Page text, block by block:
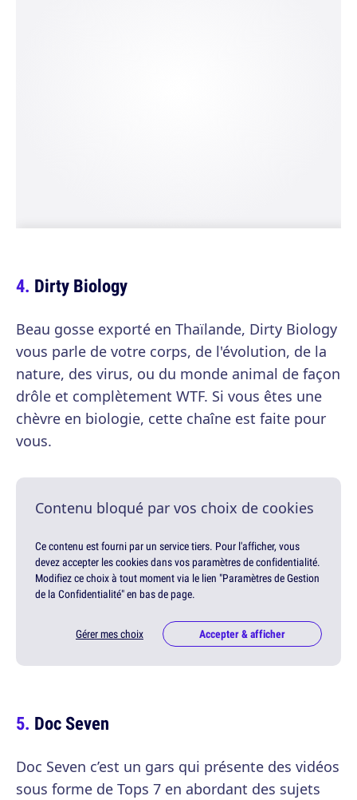
Dirty Biology
Beau gosse exporté en Thaïlande, Dirty Biology
vous parle de votre corps, de l'évolution, de la
nature, des virus, ou du monde animal de façon
drôle et complètement WTF. Si vous êtes une
chèvre en biologie, cette chaîne est faite pour
vous.
Contenu bloqué par vos choix de cookies
Ce contenu est fourni par un service tiers. Pour l'afficher, vous
devez accepter les cookies dans vos paramètres de confidentialité.
Modifiez ce choix à tout moment via le lien "Paramètres de Gestion
de la Confidentialité" en bas de page.
Gérer mes choix Accepter & afficher
Doc Seven
Doc Seven c’est un gars qui présente des vidéos
sous forme de Tops 7 en abordant des sujets